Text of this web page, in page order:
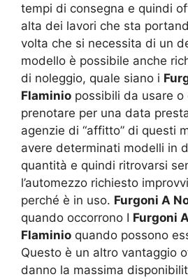
tempi di consegna e quindi
alta dei lavori che sta
volta che si necessita di un
modello è possibile anche
di noleggio, quale siano i
Flaminio possibili da usare
prenotare per una data
agenzie di “affitto” di questi
avere determinati modelli in
quantità e quindi ritrovarsi
l’automezzo richiesto
perché è in uso. Furgoni A
quando occorrono I Furgoni
Flaminio quando possono
Questo è un altro vantaggio
danno la massima